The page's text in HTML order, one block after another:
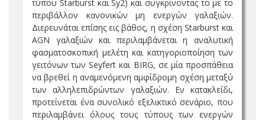
τύπου Starburst και Sy2) και συγκρίνοντας το με το
περιβάλλον κανονικών μη ενεργών γαλαξιών.
Διερευνάται επίσης εις βάθος, η σχέση Starburst και
AGN γαλαξιών και περιλαμβάνεται η αναλυτική
φασματοσκοπική μελέτη και κατηγοριοποίηση των
γειτόνων των Seyfert και BIRG, σε μία προσπάθεια
να βρεθεί η αναμενόμενη αμφίδρομη σχέση μεταξύ
των αλληλεπιδρώντων γαλαξιών. Εν κατακλείδι,
προτείνεται ένα συνολικό εξελικτικό σενάριο, που
περιλαμβάνει όλους τους τύπους των ενεργών